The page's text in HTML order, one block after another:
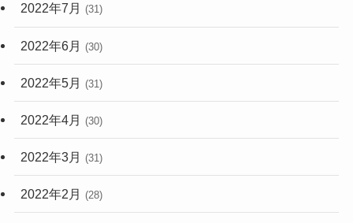
2022年7月 (31)
2022年6月 (30)
2022年5月 (31)
2022年4月 (30)
2022年3月 (31)
2022年2月 (28)